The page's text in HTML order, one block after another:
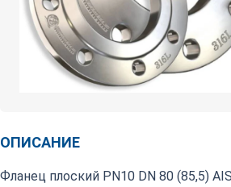
ОПИСАНИЕ
Фланец плоский PN10 DN 80 (85,5)